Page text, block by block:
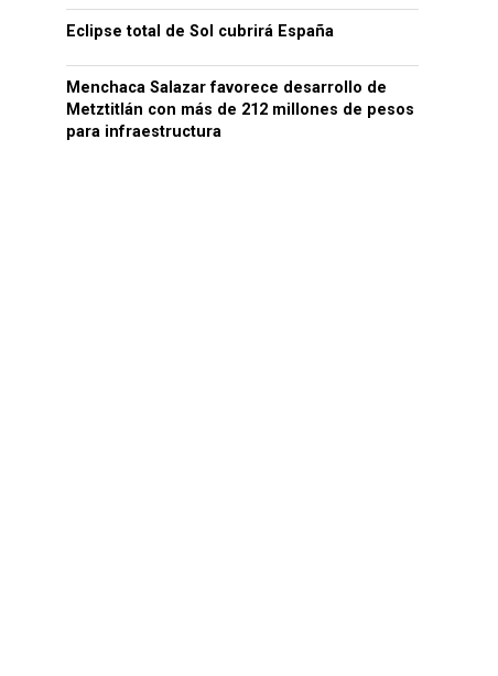
Eclipse total de Sol cubrirá España
Menchaca Salazar favorece desarrollo de
Metztitlán con más de 212 millones de pesos
para infraestructura